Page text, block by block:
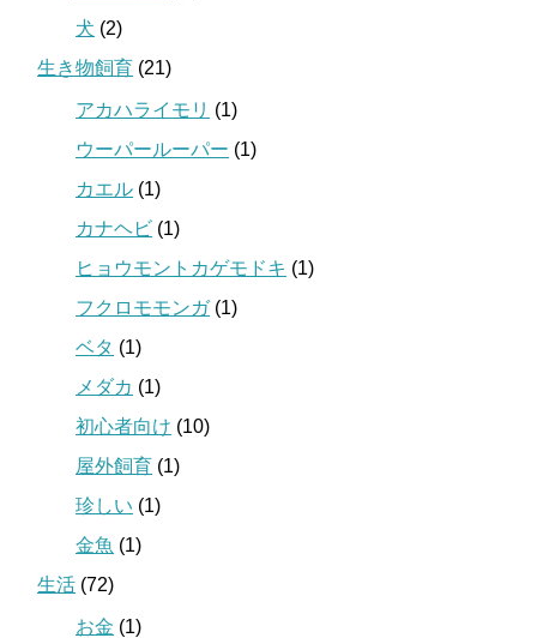
犬 (2)
生き物飼育 (21)
アカハライモリ (1)
ウーパールーパー (1)
カエル (1)
カナヘビ (1)
ヒョウモントカゲモドキ (1)
フクロモモンガ(1)
ベタ (1)
メダカ (1)
初心者向け (10)
屋外飼育 (1)
珍しい (1)
金魚 (1)
生活 (72)
お金 (1)